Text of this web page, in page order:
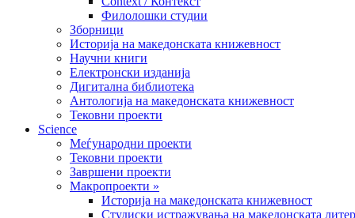
Филолошки студии
Зборници
Историја на македонската книжевност
Научни книги
Електронски изданија
Дигитална библиотека
Антологија на македонската книжевност
Тековни проекти
Science
Меѓународни проекти
Тековни проекти
Завршени проекти
Макропроекти »
Историја на македонската книжевност
Студиски истражувања на македонската